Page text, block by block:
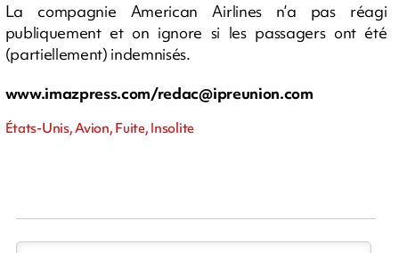
La compagnie American Airlines n’a pas réagi
publiquement et on ignore si les passagers ont été
(partiellement) indemnisés.
www.imazpress.com/redac@ipreunion.com
États-Unis, Avion, Fuite, Insolite